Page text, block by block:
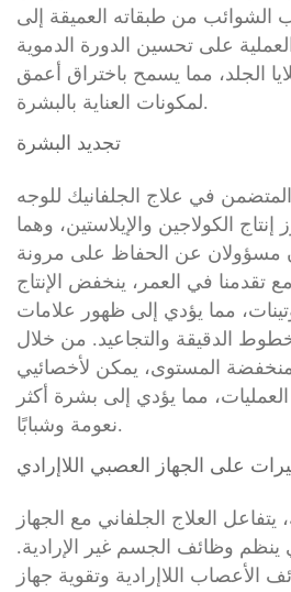
من طبقاته العميقة إلى
على تحسين الدورة الدموية
الجلد، مما يسمح باختراق أعمق
لمكونات العناية بالبشرة.
تجديد البشرة
المتضمن في علاج الجلفانيك للوجه
الكولاجين والإيلاستين، وهما
مسؤولان عن الحفاظ على مرونة
مع تقدمنا في العمر، ينخفض الإنتاج
مما يؤدي إلى ظهور علامات
الدقيقة والتجاعيد. من خلال
منخفضة المستوى، يمكن لأخصائيي
مما يؤدي إلى بشرة أكثر
نعومة وشبابًا.
على الجهاز العصبي اللاإرادي
يتفاعل العلاج الجلفاني مع الجهاز
ينظم وظائف الجسم غير الإرادية.
الأعصاب اللاإرادية وتقوية جهاز